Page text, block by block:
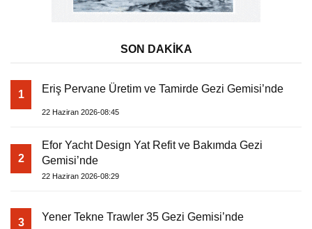
SON DAKİKA
1 Eriş Pervane Üretim ve Tamirde Gezi Gemisi’nde
22 Haziran 2026-08:45
2
Efor Yacht Design Yat Refit ve Bakımda Gezi
Gemisi’nde
22 Haziran 2026-08:29
3 Yener Tekne Trawler 35 Gezi Gemisi’nde